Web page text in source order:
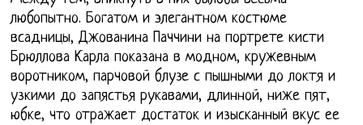
любопытно. Богатом и элегантном костюме
всадницы, Джованина Паччини на портрете кисти
Брюллова Карла показана в модном, кружевным
воротником, парчовой блузе с пышными до локтя и
узкими до запястья рукавами, длинной, ниже пят,
юбке, что отражает достаток и изысканный вкус ее